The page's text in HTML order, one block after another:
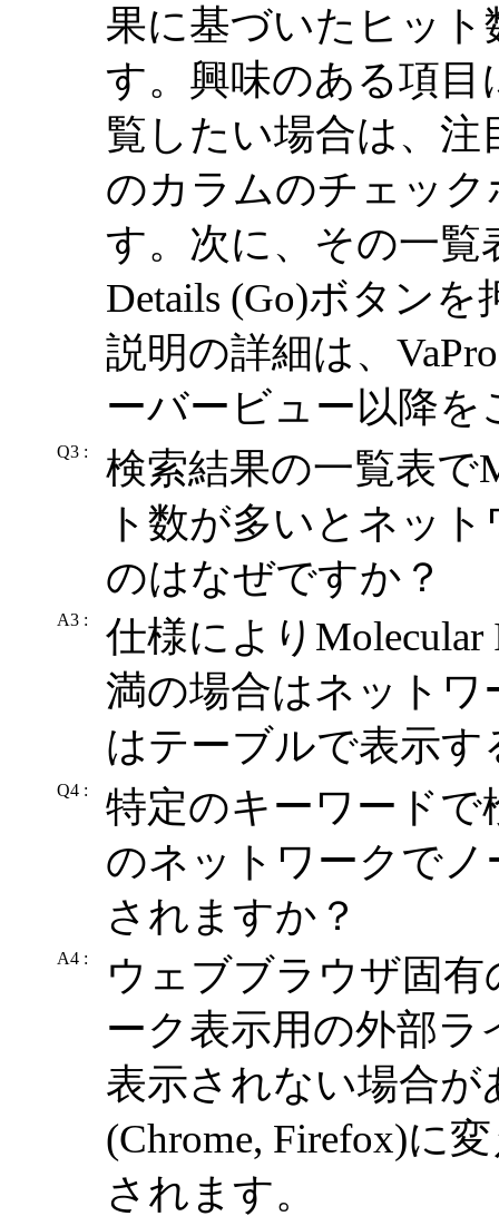
果に基づいたヒッ
す。興味のある項
覧したい場合は、注
のカラムのチェッ
す。次に、その一
Details (Go)ボタン
説明の詳細は、
ーバービュー以降を
Q3 :
検索結果の一覧表で
ト数が多いとネッ
のはなぜですか？
A3 :
仕様によりMolecular
満の場合はネットワ
はテーブルで表示
Q4 :
特定のキーワードで
のネットワークで
されますか？
A4 :
ウェブブラウザ固
ーク表示用の外部
表示されない場合
(Chrome, Firefox)に
されます。